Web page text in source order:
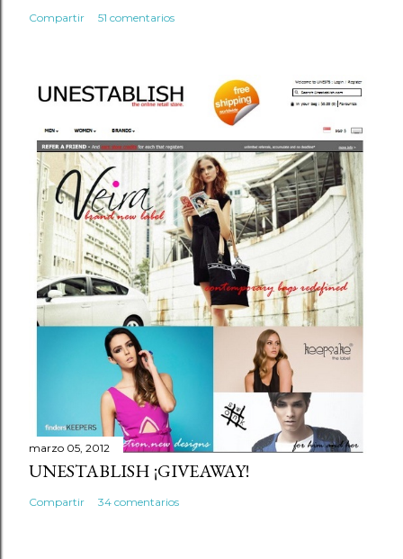
Compartir 51 comentarios
marzo 05, 2012
UNESTABLISH ¡GIVEAWAY!
Compartir 34 comentarios